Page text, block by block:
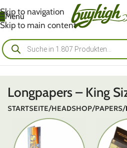
Skip to navigation
Skip to main content
Menü
Longpapers – King
STARTSEITE/HEADSHOP/PAPERS/